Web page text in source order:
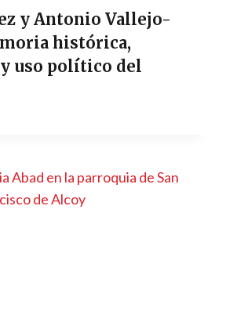
y Antonio Vallejo-
histórica,
uso político del